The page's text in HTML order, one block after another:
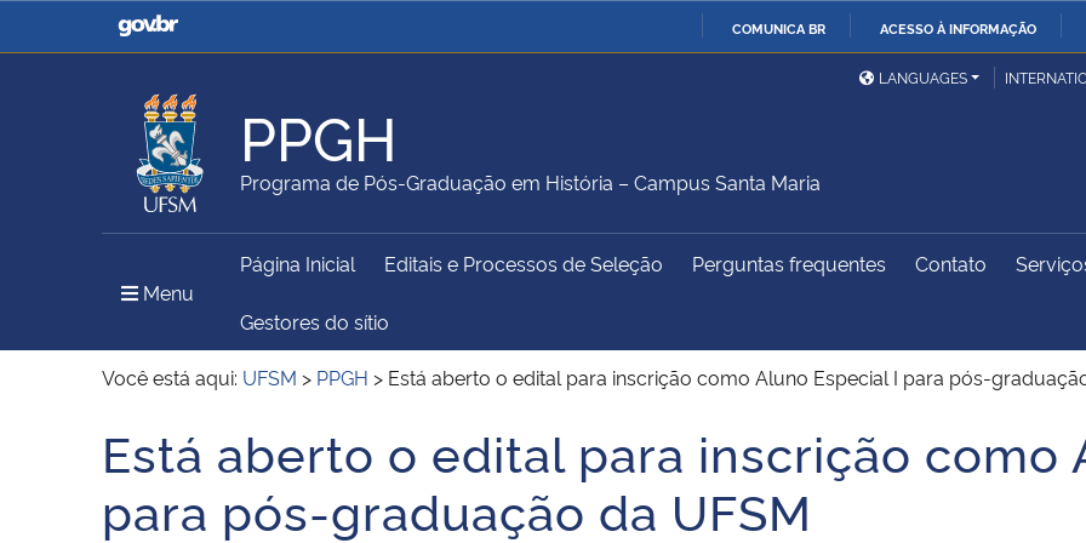
COMUNICA BR ACESSO À INFORMAÇÃO
Casa Civil
Ministério da Justiça e
Ministério da Defesa
Ministério das Relações
Exteriores
Ministério da Agricultura,
Pecuária e Abastecimento
Ministério da Educação
Ministério do Meio Ambiente
Ministério do
Controladoria-Geral da
Institucional
LANGUAGES
PPGH
Programa de Pós-Graduação em História – Campus Santa Maria
Menu
Página Inicial Editais e Processos de Seleção Perguntas frequentes Contato
Gestores do sítio
Você está aqui: UFSM > PPGH > Está aberto o edital para inscrição como Aluno Especial I para pós-
Início do conteúdo
Está aberto o edital para inscrição como
para pós-graduação da UFSM